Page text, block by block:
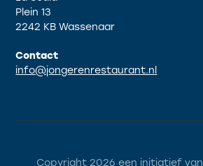
Plein 13
2242 KB Wassenaar
Contact
info@jongerenrestaurant.nl
Copyright 2026 een initiatief van